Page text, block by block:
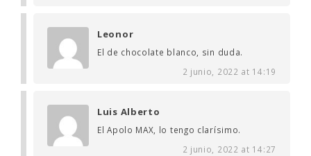
Leonor
El de chocolate blanco, sin duda.
2 junio, 2022 at 14:19
Luis Alberto
El Apolo MAX, lo tengo clarísimo.
2 junio, 2022 at 14:27